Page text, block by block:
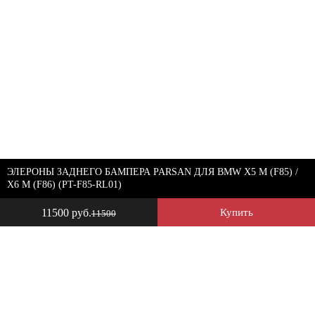
11500 руб.11500 Купить
ЭЛЕРОНЫ ЗАДНЕГО БАМПЕРА PARSAN ДЛЯ BMW X5 M (F85) /
X6 M (F86) (PT-F85-RL01)